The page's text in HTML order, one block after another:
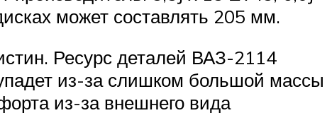
может составлять 205 мм.
Ресурс деталей ВАЗ-2114
из-за слишком большой массы
из-за внешнего вида